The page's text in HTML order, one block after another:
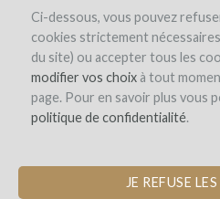
Ci-dessous, vous pouvez
cookies strictement
du site) ou accepter tous les
modifier vos choixà tout
page. Pour en savoir plus vous
politique de confidentialité.
JE REFUSE